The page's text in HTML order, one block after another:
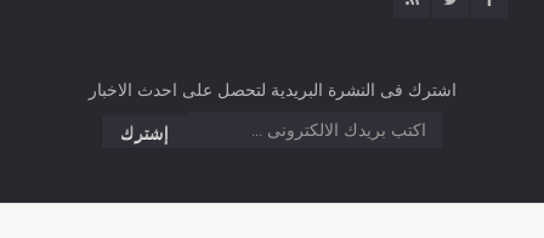
اشترك فى النشرة البريدية لتحصل على احدث الاخبار